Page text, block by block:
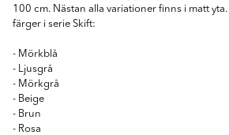
100 cm. Nästan alla variationer finns i matt
färger i serie Skift:
- Mörkblå
- Ljusgrå
- Mörkgrå
- Beige
- Brun
- Rosa